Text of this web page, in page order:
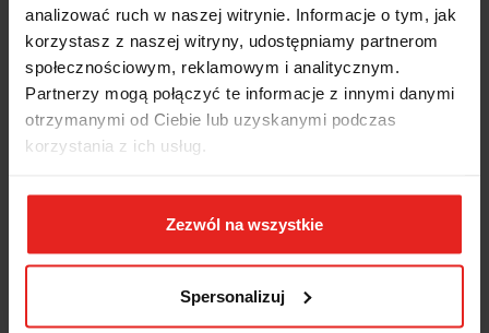
analizować ruch w naszej witrynie. Informacje o tym, jak
korzystasz z naszej witryny, udostępniamy partnerom
społecznościowym, reklamowym i analitycznym.
Partnerzy mogą połączyć te informacje z innymi danymi
otrzymanymi od Ciebie lub uzyskanymi podczas
korzystania z ich usług.
Zezwól na wszystkie
Spersonalizuj
po bokach powierzchnie mocowania do łap mocujących
prostopadłość: 100mm = 0,005mm
równoległość: 100mm =0,002mm
imadło stosowane przy produkcji narzędzi na szlifierkach,
frezarkach i maszynach grawerskich, na wiertarkach
współrzędnoosiowych, do prac pomiarowych i kontrolnych, do
dokładności mocowania
szerokość szczęki mm: 73
rozpiętość szczęk mm: 100
wysokość całkowita mm: 67
kod dostawcy: 4217208318